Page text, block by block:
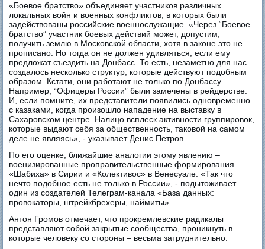
«Боевое братство» объединяет участников различных
локальных войн и военных конфликтов, в которых были
задействованы российские военнослужащие. «Через “Боевое
братство” участник боевых действий может, допустим,
получить землю в Московской области, хотя в законе это не
прописано. Но тогда он не должен удивляться, если ему
предложат съездить на Донбасс. То есть, незаметно для нас
создалось несколько структур, которые действуют подобным
образом. Кстати, они работают не только по Донбассу.
Например, “Офицеры России” были замечены в рейдерстве.
И, если помните, их представители появились одновременно
с казаками, когда произошло нападение на выставку в
Сахаровском центре. Налицо всплеск активности группировок,
которые выдают себя за общественность, таковой на самом
деле не являясь», - указывает Денис Петров.
По его оценке, ближайшие аналогии этому явлению –
военизированные проправительственные формирования
«Шабиха» в Сирии и «Колективос» в Венесуэле. «Так что
нечто подобное есть не только в России», - подытоживает
один из создателей Телеграм-канала «База данных:
провокаторы, штрейкбрехеры, наймиты».
Антон Громов отмечает, что прокремлевские радикалы
представляют собой закрытые сообщества, проникнуть в
которые человеку со стороны – весьма затруднительно.